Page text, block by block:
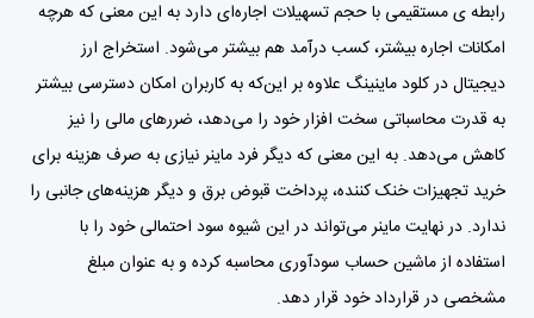
رابطه ی مستقیمی با حجم تسهیلات اجاره‌ای دارد به این معنی که هرچه
امکانات اجاره بیشتر، کسب درآمد هم بیشتر می‌شود. استخراج ارز
دیجیتال در کلود ماینینگ علاوه بر این‌که به کاربران امکان دسترسی بیشتر
به قدرت محاسباتی سخت افزار خود را می‌دهد، ضررهای مالی را نیز
کاهش می‌دهد. به این معنی که دیگر فرد ماینر نیازی به صرف هزینه برای
خرید تجهیزات خنک کننده، پرداخت قبوض برق و دیگر هزینه‌های جانبی را
ندارد. در نهایت ماینر می‌تواند در این شیوه سود احتمالی خود را با
استفاده از ماشین حساب سودآوری محاسبه کرده و به عنوان مبلغ
مشخصی در قرارداد خود قرار دهد.